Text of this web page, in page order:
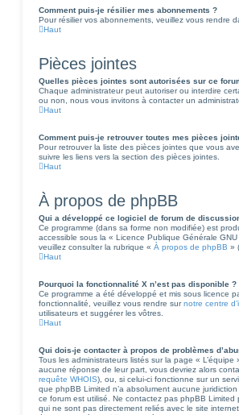
Comment puis-je résilier mes abonnements ?
Pour résilier vos abonnements, veuillez vous rendre
Haut
Pièces jointes
Quelles pièces jointes sont autorisées sur ce
Chaque administrateur peut autoriser ou interdire
ou non, nous vous invitons à contacter un
Haut
Comment puis-je retrouver toutes mes pièces
Pour retrouver la liste des pièces jointes que vous
suivre les liens vers la section des pièces jointes.
Haut
À propos de phpBB
Qui a développé ce logiciel de forum de
Ce programme (dans sa forme non modifiée) est
accessible sous la « Licence Publique Générale
veuillez consulter la rubrique « À propos de phpBB »
Haut
Pourquoi la fonctionnalité X n’est pas disponible ?
Ce programme a été développé et mis sous licence
fonctionnalité, veuillez vous rendre surnotre centre
utilisateurs et suggérer les vôtres.
Haut
Qui dois-je contacter à propos de problèmes
Tous les administrateurs listés sur la page «
aucune réponse de leur part, vous devriez alors
requête WHOIS), ou, si celui-ci fonctionne sur un
que phpBB Limited n’a absolument aucune
ce forum est utilisé. Ne contactez pas phpBB
qui ne sont pas directement reliés avec le site